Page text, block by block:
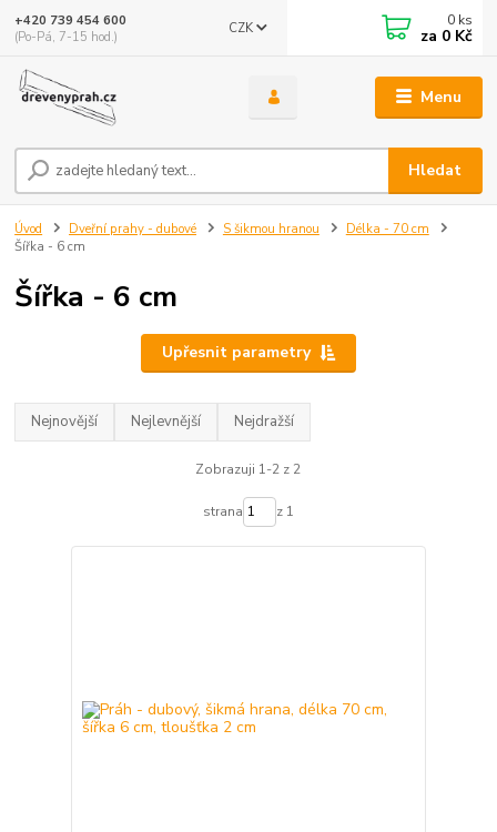
Menu
CZK
Hledat
+420 739 454 600
(Po-Pá, 7-15 hod.)
0 ks
za 0 Kč
Úvod Dveřní prahy - dubové S šikmou hranou
Délka - 70 cm
Šířka - 6 cm
Šířka - 6 cm
Upřesnit parametry
Nejnovější Nejlevnější Nejdražší
Zobrazuji 1-2 z 2
strana z 1